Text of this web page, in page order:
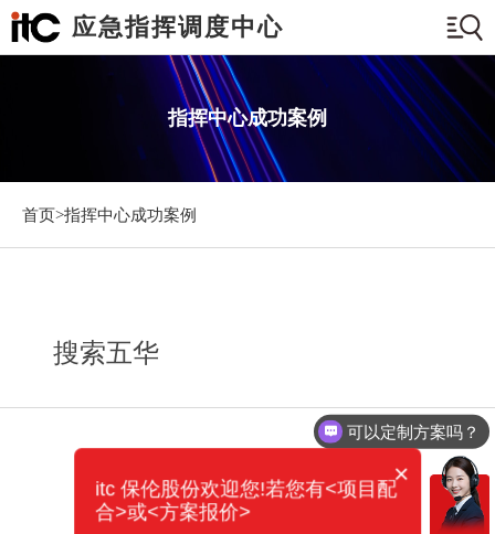
应急指挥调度中心
指挥中心成功案例
首页>指挥中心成功案例
搜索五华
可以定制方案吗？
×
itc 保伦股份欢迎您!若您有<项目配
合>或<方案报价>